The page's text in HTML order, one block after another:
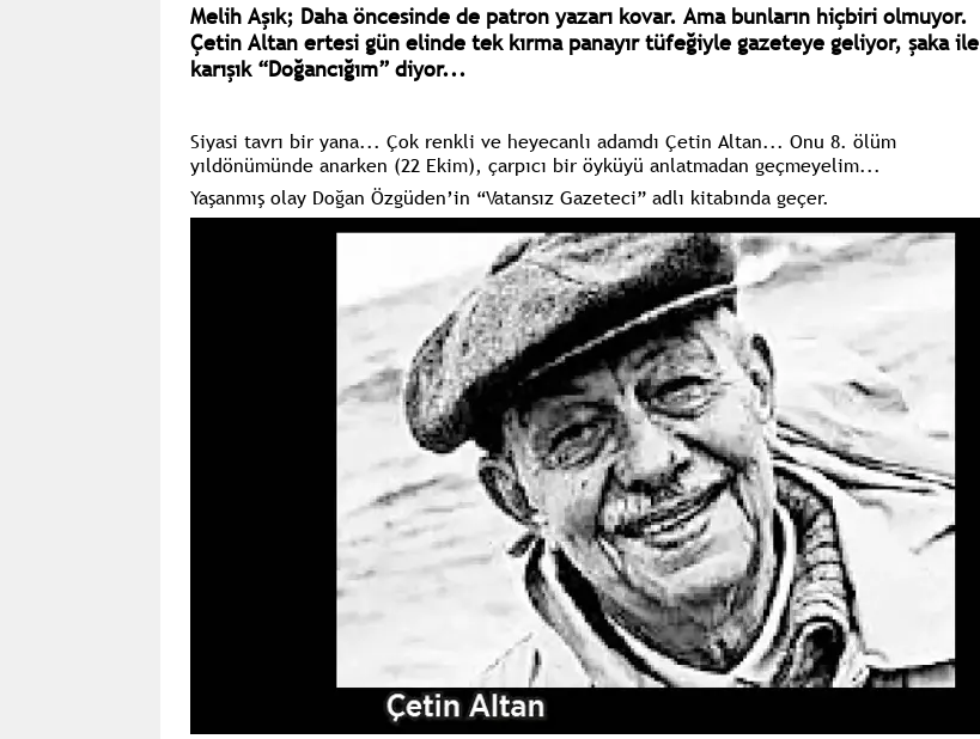
Melih Aşık; Daha öncesinde de patron yazarı kovar. Ama bunların hiçbiri olmuyor.
Çetin Altan ertesi gün elinde tek kırma panayır tüfeğiyle gazeteye geliyor, şaka ile
karışık “Doğancığım” diyor...
Siyasi tavrı bir yana... Çok renkli ve heyecanlı adamdı Çetin Altan... Onu 8. ölüm
yıldönümünde anarken (22 Ekim), çarpıcı bir öyküyü anlatmadan geçmeyelim...
Yaşanmış olay Doğan Özgüden’in “Vatansız Gazeteci” adlı kitabında geçer.